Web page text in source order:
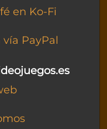
en Ko-Fi
PayPal